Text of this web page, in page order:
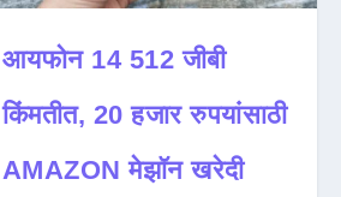
आयफोन 14 512 जीबी
किंमतीत, 20 हजार रुपयांसाठी
AMAZON मेझॉन खरेदी